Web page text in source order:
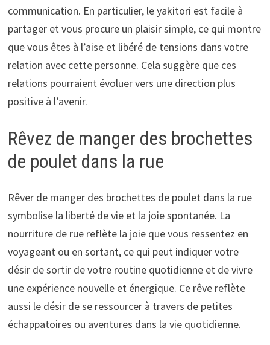
communication. En particulier, le yakitori est facile à
partager et vous procure un plaisir simple, ce qui montre
que vous êtes à l’aise et libéré de tensions dans votre
relation avec cette personne. Cela suggère que ces
relations pourraient évoluer vers une direction plus
positive à l’avenir.
Rêvez de manger des brochettes
de poulet dans la rue
Rêver de manger des brochettes de poulet dans la rue
symbolise la liberté de vie et la joie spontanée. La
nourriture de rue reflète la joie que vous ressentez en
voyageant ou en sortant, ce qui peut indiquer votre
désir de sortir de votre routine quotidienne et de vivre
une expérience nouvelle et énergique. Ce rêve reflète
aussi le désir de se ressourcer à travers de petites
échappatoires ou aventures dans la vie quotidienne.